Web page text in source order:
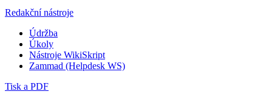
Redakční nástroje
Údržba
Úkoly
Nástroje WikiSkript
Zammad (Helpdesk WS)
Tisk a PDF